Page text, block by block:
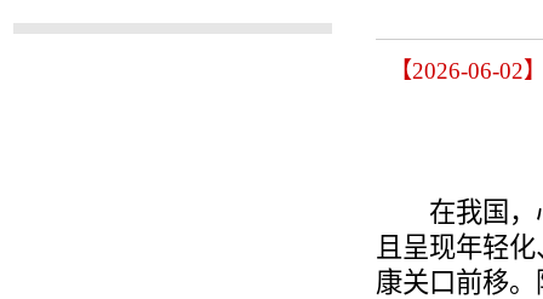
【2026-06-
在我国，心
且呈现年轻
康关口前移